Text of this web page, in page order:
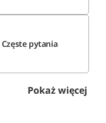
Częste pytania
Pokaż więcej